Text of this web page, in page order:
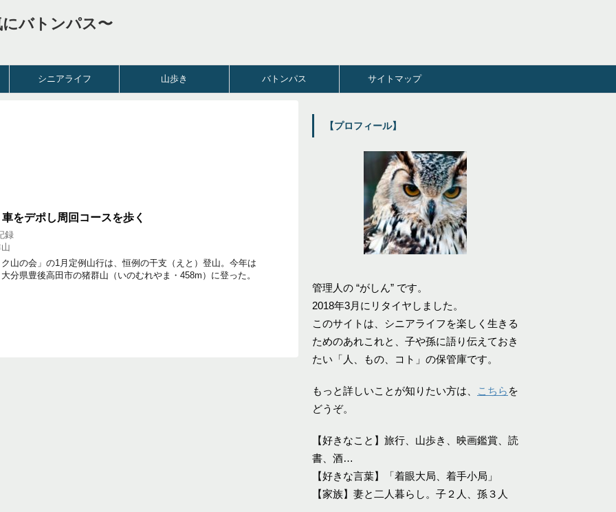
バトンパス〜
シニアライフ 山歩き バトンパス サイトマップ
をデポし周回コースを歩く
録
の会」の1月定例山行は、恒例の干支（えと）登山。今年は
分県豊後高田市の猪群山（いのむれやま・458m）に登った。
【プロフィール】
管理人の “がしん” です。
2018年3月にリタイヤしました。
このサイトは、シニアライフを楽しく生きる
ためのあれこれと、子や孫に語り伝えておき
たい「人、もの、コト」の保管庫です。
もっと詳しいことが知りたい方は、 こちら を
どうぞ。
【好きなこと】旅行、山歩き、映画鑑賞、読
書、酒…
【好きな言葉】「着眼大局、着手小局」
【家族】妻と二人暮らし。子２人、孫３人